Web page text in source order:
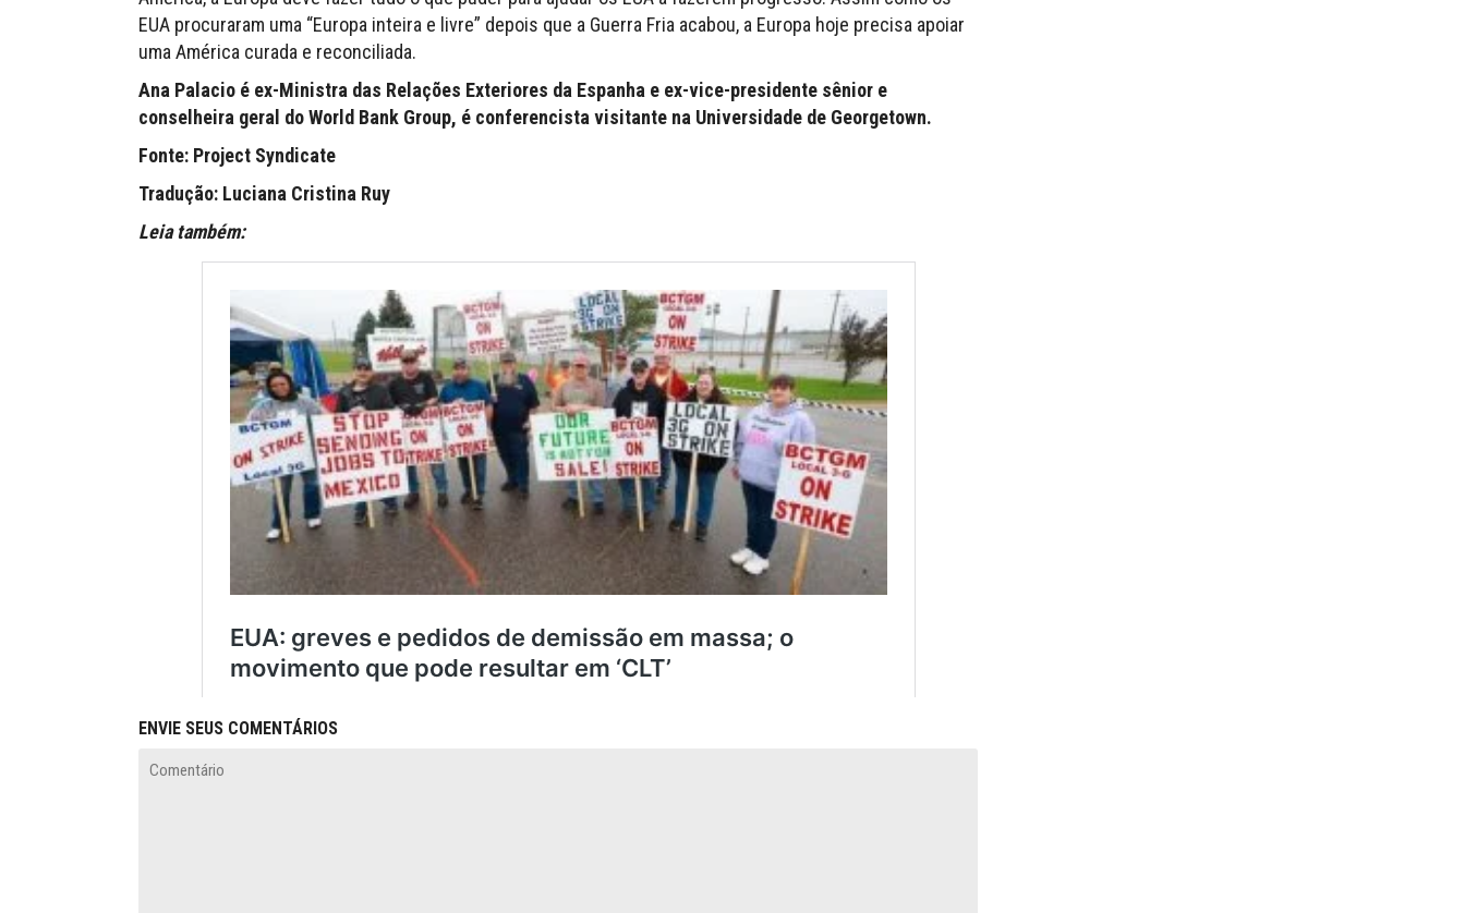
EUA procuraram uma “Europa inteira e livre” depois que a Guerra Fria acabou, a Europa hoje precisa apoiar
uma América curada e reconciliada.
Ana Palacio é ex-Ministra das Relações Exteriores da Espanha e ex-vice-presidente sênior e
conselheira geral do World Bank Group, é conferencista visitante na Universidade de Georgetown.
Fonte: Project Syndicate
Tradução: Luciana Cristina Ruy
Leia também:
ENVIE SEUS COMENTÁRIOS